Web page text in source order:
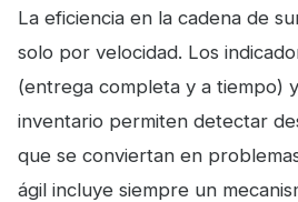
La eficiencia en la cadena de
solo por velocidad. Los
(entrega completa y a tiempo)
inventario permiten detectar
que se conviertan en
ágil incluye siempre un